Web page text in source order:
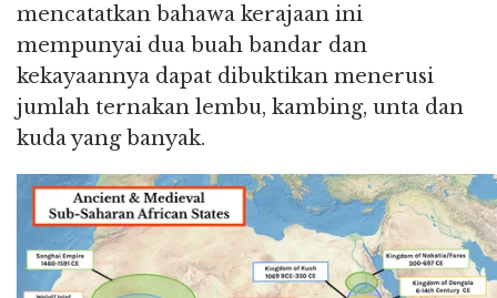
mencatatkan bahawa kerajaan ini
mempunyai dua buah bandar dan
kekayaannya dapat dibuktikan menerusi
jumlah ternakan lembu, kambing, unta dan
kuda yang banyak.